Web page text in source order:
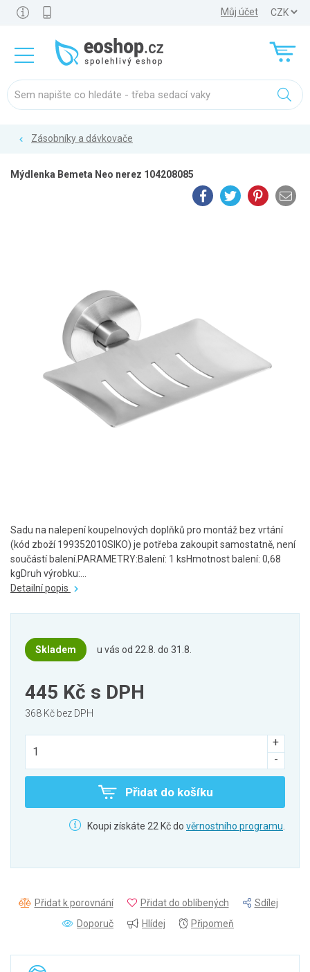
Můj účet
Zásobníky a dávkovače
Mýdlenka Bemeta Neo nerez 104208085
Sadu na nalepení koupelnových doplňků pro montáž bez vrtání
(kód zboží 199352010SIKO) je potřeba zakoupit samostatně, není
součástí balení.PARAMETRY:Balení: 1 ksHmotnost balení: 0,68
kgDruh výrobku:...
Detailní popis
Skladem u vás od 22.8. do 31.8.
445 Kč s DPH
368 Kč bez DPH
Přidat do košíku
Koupi získáte 22 Kč do věrnostního programu
Přidat k porovnání Přidat do oblíbených
Sdílej
Doporuč
Hlídej Připomeň